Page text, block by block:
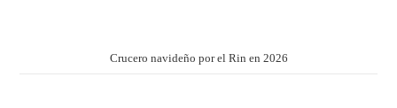
Crucero navideño por el Rin en 2026